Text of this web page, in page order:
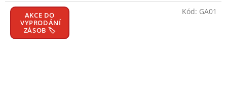
AKCE DO
VYPRODÁNÍ
ZÁSOB 🏷️
Kód: GA01